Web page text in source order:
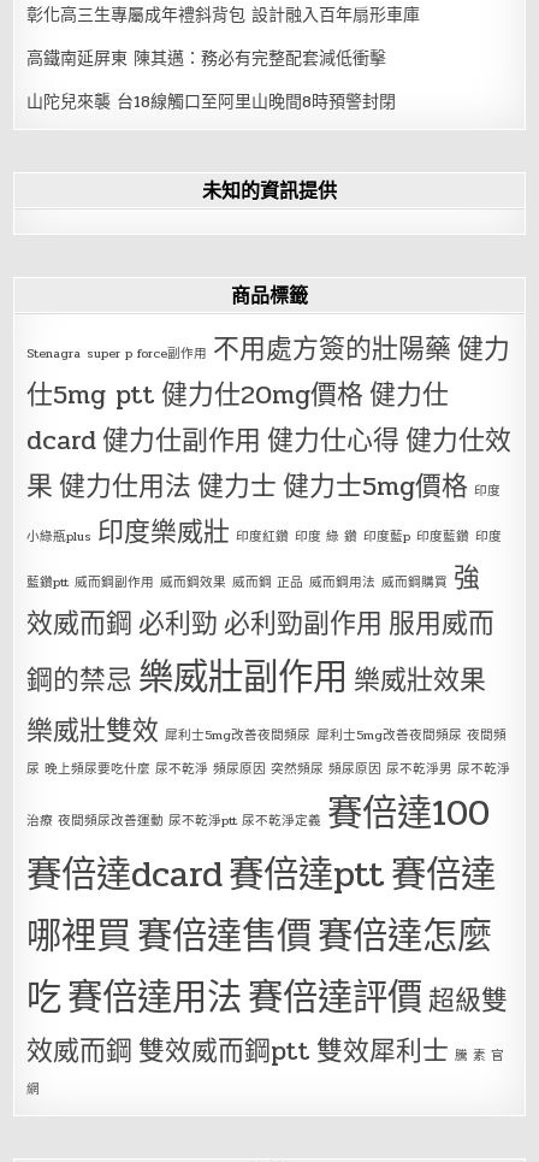
彰化高三生專屬成年禮斜背包 設計融入百年扇形車庫
高鐵南延屏東 陳其邁：務必有完整配套減低衝擊
山陀兒來襲 台18線觸口至阿里山晚間8時預警封閉
未知的資訊提供
商品標籤
Stenagra super p force副作用 不用處方簽的壯陽藥健力
仕5mg ptt健力仕20mg價格健力仕
dcard健力仕副作用 健力仕心得健力仕效
果健力仕用法健力士健力士5mg價格 印度
小綠瓶plus 印度樂威壯 印度紅鑽 印度 綠 鑽 印度藍p 印度藍鑽 印度
藍鑽ptt 威而鋼副作用 威而鋼效果 威而鋼 正品 威而鋼用法 威而鋼購買 強
效威而鋼 必利勁 必利勁副作用 服用威而
鋼的禁忌 樂威壯副作用 樂威壯效果
樂威壯雙效 犀利士5mg改善夜間頻尿 犀利士5mg改善夜間頻尿 夜間頻
尿 晚上頻尿要吃什麼 尿不乾淨 頻尿原因 突然頻尿 頻尿原因 尿不乾淨男 尿不乾淨
治療 夜間頻尿改善運動 尿不乾淨ptt 尿不乾淨定義 賽倍達100
賽倍達dcard賽倍達ptt賽倍達
哪裡買賽倍達售價賽倍達怎麼
吃賽倍達用法賽倍達評價超級雙
效威而鋼 雙效威而鋼ptt 雙效犀利士 騰 素 官
網